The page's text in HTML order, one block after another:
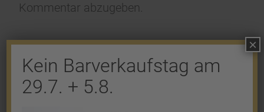
Kommentar abzugeben.
Kein Barverkaufstag am
29.7. + 5.8.
×